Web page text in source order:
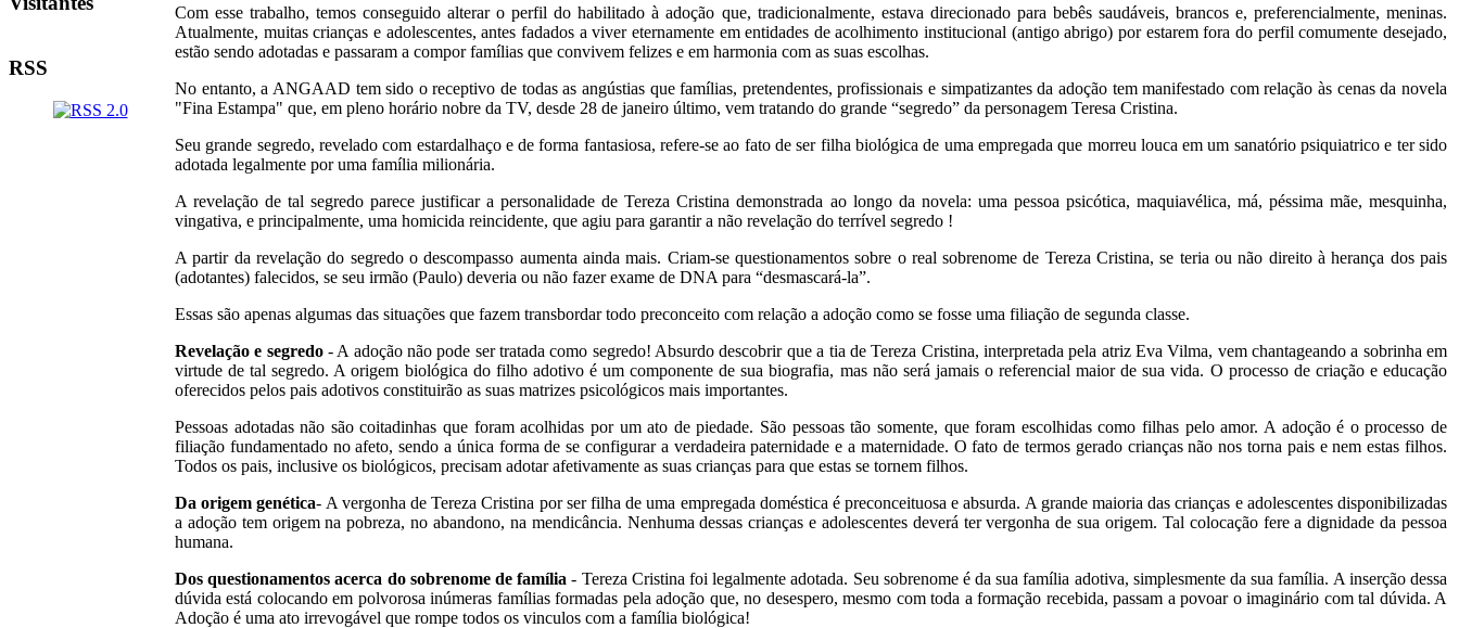
RSS
Com esse trabalho, temos conseguido alterar o perfil do habilitado à adoção que, tradicionalmente, estava direcionado para bebês saudáveis, brancos e, preferencialmente, meninas.
Atualmente, muitas crianças e adolescentes, antes fadados a viver eternamente em entidades de acolhimento institucional (antigo abrigo) por estarem fora do perfil comumente desejado,
estão sendo adotadas e passaram a compor famílias que convivem felizes e em harmonia com as suas escolhas.
No entanto, a ANGAAD tem sido o receptivo de todas as angústias que famílias, pretendentes, profissionais e simpatizantes da adoção tem manifestado com relação às cenas da novela
"Fina Estampa" que, em pleno horário nobre da TV, desde 28 de janeiro último, vem tratando do grande “segredo” da personagem Teresa Cristina.
Seu grande segredo, revelado com estardalhaço e de forma fantasiosa, refere-se ao fato de ser filha biológica de uma empregada que morreu louca em um sanatório psiquiatrico e ter sido
adotada legalmente por uma família milionária.
A revelação de tal segredo parece justificar a personalidade de Tereza Cristina demonstrada ao longo da novela: uma pessoa psicótica, maquiavélica, má, péssima mãe, mesquinha,
vingativa, e principalmente, uma homicida reincidente, que agiu para garantir a não revelação do terrível segredo !
A partir da revelação do segredo o descompasso aumenta ainda mais. Criam-se questionamentos sobre o real sobrenome de Tereza Cristina, se teria ou não direito à herança dos pais
(adotantes) falecidos, se seu irmão (Paulo) deveria ou não fazer exame de DNA para “desmascará-la”.
Essas são apenas algumas das situações que fazem transbordar todo preconceito com relação a adoção como se fosse uma filiação de segunda classe.
Revelação e segredo- A adoção não pode ser tratada como segredo! Absurdo descobrir que a tia de Tereza Cristina, interpretada pela atriz Eva Vilma, vem chantageando a sobrinha em
virtude de tal segredo. A origem biológica do filho adotivo é um componente de sua biografia, mas não será jamais o referencial maior de sua vida. O processo de criação e educação
oferecidos pelos pais adotivos constituirão as suas matrizes psicológicos mais importantes.
Pessoas adotadas não são coitadinhas que foram acolhidas por um ato de piedade. São pessoas tão somente, que foram escolhidas como filhas pelo amor. A adoção é o processo de
filiação fundamentado no afeto, sendo a única forma de se configurar a verdadeira paternidade e a maternidade. O fato de termos gerado crianças não nos torna pais e nem estas filhos.
Todos os pais, inclusive os biológicos, precisam adotar afetivamente as suas crianças para que estas se tornem filhos.
Da origem genética- A vergonha de Tereza Cristina por ser filha de uma empregada doméstica é preconceituosa e absurda. A grande maioria das crianças e adolescentes disponibilizadas
a adoção tem origem na pobreza, no abandono, na mendicância. Nenhuma dessas crianças e adolescentes deverá ter vergonha de sua origem. Tal colocação fere a dignidade da pessoa
humana.
Dos questionamentos acerca do sobrenome de família - Tereza Cristina foi legalmente adotada. Seu sobrenome é da sua família adotiva, simplesmente da sua família. A inserção dessa
dúvida está colocando em polvorosa inúmeras famílias formadas pela adoção que, no desespero, mesmo com toda a formação recebida, passam a povoar o imaginário com tal dúvida. A
Adoção é uma ato irrevogável que rompe todos os vinculos com a família biológica!